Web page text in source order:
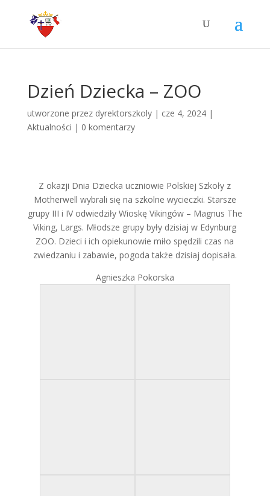
Dzień Dziecka – ZOO
utworzone przez dyrektorszkoly| cze 4, 2024|
Aktualności | 0 komentarzy
Z okazji Dnia Dziecka uczniowie Polskiej Szkoły z
Motherwell wybrali się na szkolne wycieczki. Starsze
grupy III i IV odwiedziły Wioskę Vikingów – Magnus The
Viking, Largs. Młodsze grupy były dzisiaj w Edynburg
ZOO. Dzieci i ich opiekunowie miło spędzili czas na
zwiedzaniu i zabawie, pogoda także dzisiaj dopisała.
Agnieszka Pokorska